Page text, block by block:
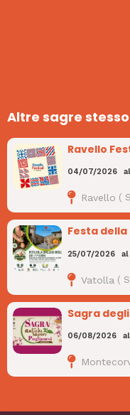
Altre sagre
Ravello
04/07/2026 al
Ravello (
Festa
25/07/2026 al
Vatolla (
Sagra
06/08/2026 al